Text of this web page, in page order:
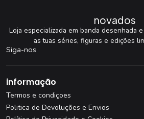
novados
Loja especializada em banda desenhada
as tuas séries, figuras e edições
Siga-nos
informação
Termos e condiçoes
Politica de Devoluções e Envios